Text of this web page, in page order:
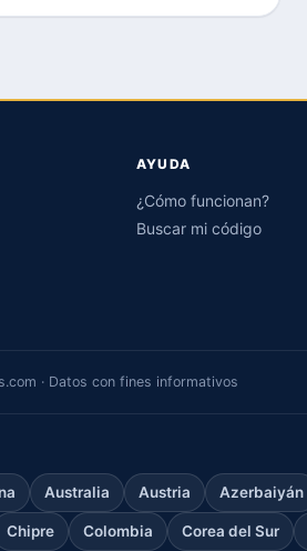
AYUDA
¿Cómo funcionan?
Buscar mi código
· Datos con fines informativos
Australia Austria Azerbaiyán
Chipre Colombia Corea del Sur